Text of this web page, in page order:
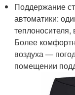
Поддержание
автоматики:
Более
воздуха —
помещении